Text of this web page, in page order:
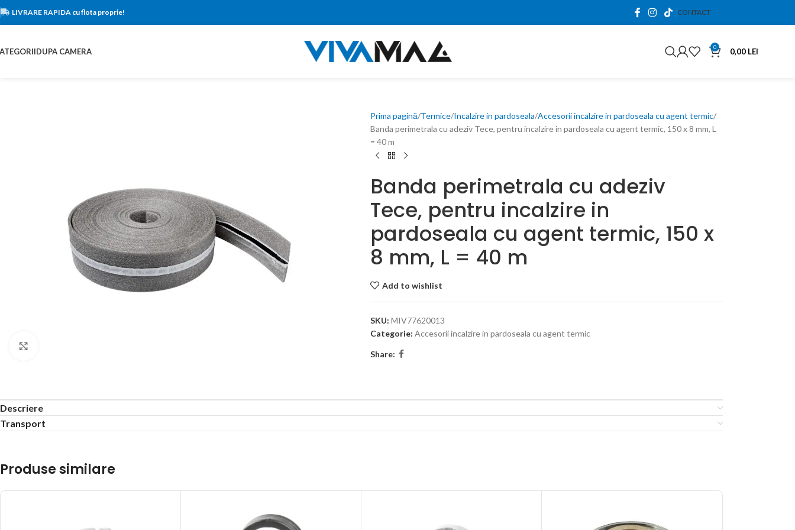
LIVRARE RAPIDA cu flota proprie! CONTACT0765.663.761
DUPA CAMERA 0 0,00 LEI
Prima pagină Termice Incalzire in pardoseala Accesorii incalzire in pardoseala cu agent termic
Banda perimetrala cu adeziv Tece, pentru incalzire in pardoseala cu agent termic, 150 x 8 mm, L
= 40 m
Banda perimetrala cu adeziv
Tece, pentru incalzire in
pardoseala cu agent termic, 150 x
8 mm, L = 40 m
Add to wishlist
SKU: MIV77620013
Categorie: Accesorii incalzire in pardoseala cu agent termic
Share:
Descriere
Transport
Produse similare